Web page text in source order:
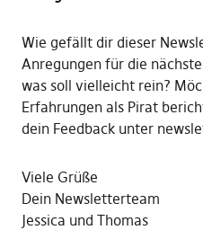
Wie gefällt dir dieser
Anregungen für die
was soll vielleicht rein?
Erfahrungen als Pirat
dein Feedback unter
Viele Grüße
Dein Newsletterteam
Jessica und Thomas